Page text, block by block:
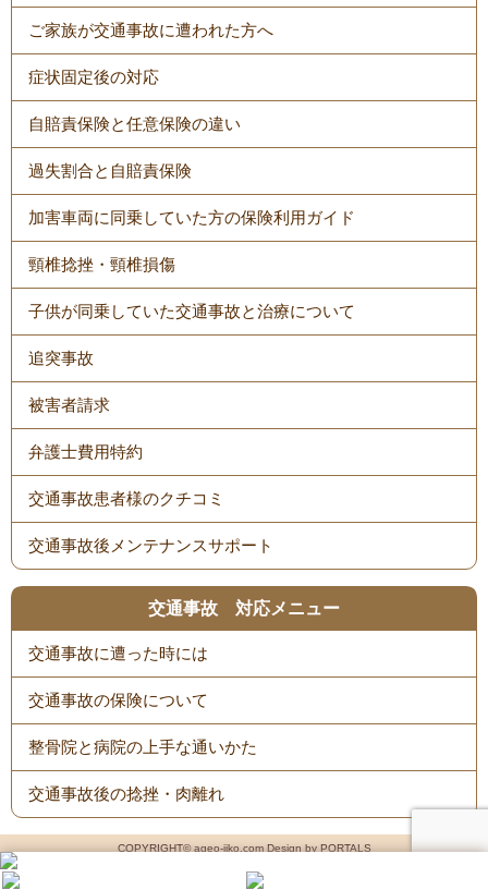
ご家族が交通事故に遭われた方へ
症状固定後の対応
自賠責保険と任意保険の違い
過失割合と自賠責保険
加害車両に同乗していた方の保険利用ガイド
頸椎捻挫・頸椎損傷
子供が同乗していた交通事故と治療について
追突事故
被害者請求
弁護士費用特約
交通事故患者様のクチコミ
交通事故後メンテナンスサポート
交通事故 対応メニュー
交通事故に遭った時には
交通事故の保険について
整骨院と病院の上手な通いかた
交通事故後の捻挫・肉離れ
COPYRIGHT© ageo-jiko.com Design by PORTALS